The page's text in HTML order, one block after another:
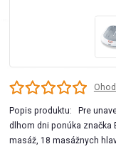
Popis produktu: Pre
dlhom dni ponúka značka
masáž, 18 masážnych